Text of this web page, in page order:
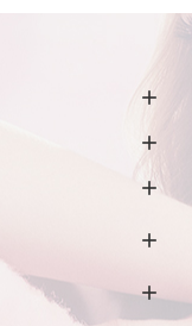




